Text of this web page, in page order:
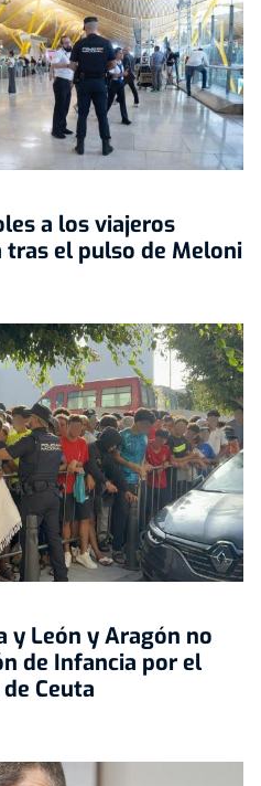
a los viajeros
el pulso de Meloni
y León y Aragón no
de Infancia por el
Ceuta